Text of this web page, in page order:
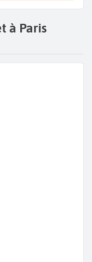
à Paris